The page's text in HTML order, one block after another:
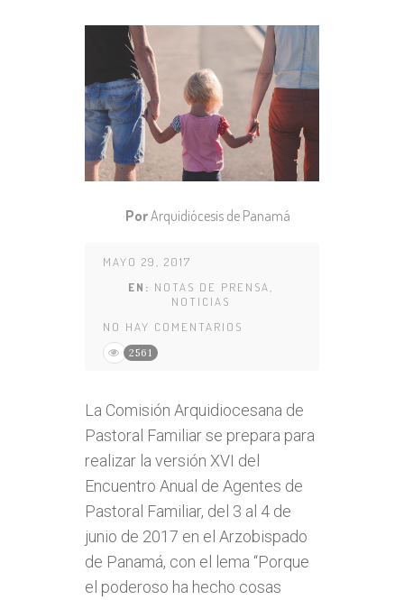
PorArquidiócesis de Panamá
MAYO 29, 2017
EN: NOTAS DE PRENSA,
NOTICIAS
NO HAY COMENTARIOS
2561
La Comisión Arquidiocesana de
Pastoral Familiar se prepara para
realizar la versión XVI del
Encuentro Anual de Agentes de
Pastoral Familiar, del 3 al 4 de
junio de 2017 en el Arzobispado
de Panamá, con el lema “Porque
el poderoso ha hecho cosas